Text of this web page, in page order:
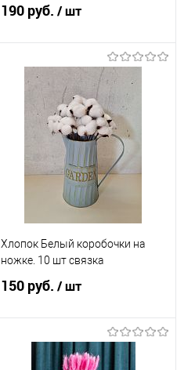
190 руб./ шт
В корзину
Купить в 1 клик
Сравнение
В избранное
В наличии
Хлопок Белый коробочки на
ножке. 10 шт связка
150 руб./ шт
В корзину